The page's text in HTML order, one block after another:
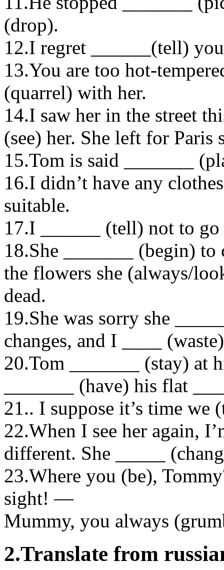
(drop).
12.I regret ______(tell)
13.You are too hot-
(quarrel) with her.
14.I saw her in the street
(see) her. She left for Paris
15.Tom is said _______
16.I didn’t have any
suitable.
17.I ______ (tell) not to go
18.She _______ (begin) to
the flowers she (always/
dead.
19.She was sorry she
changes, and I ____
20.Tom _______ (stay) at
_______ (have) his flat
21.. I suppose it’s time we
22.When I see her again,
different. She _____
23.Where you (be),
sight! —
Mummy, you always
2.Translate from